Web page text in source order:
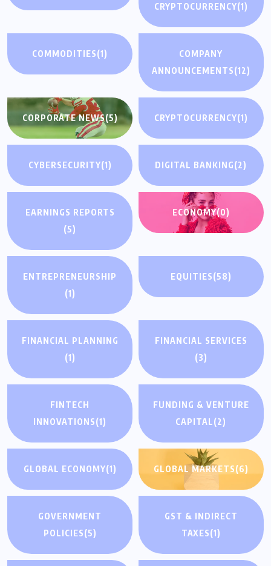
CRYPTOCURRENCY(1)
COMMODITIES(1)
COMPANY
ANNOUNCEMENTS(12)
CORPORATE NEWS(5) CRYPTOCURRENCY(1)
CYBERSECURITY(1) DIGITAL BANKING(2)
EARNINGS REPORTS
(5)
ECONOMY(0)
ENTREPRENEURSHIP
(1)
EQUITIES(58)
FINANCIAL PLANNING
(1)
FINANCIAL SERVICES
(3)
FINTECH
INNOVATIONS(1)
FUNDING & VENTURE
CAPITAL(2)
GLOBAL ECONOMY(1) GLOBAL MARKETS(6)
GOVERNMENT
POLICIES(5)
GST & INDIRECT
TAXES(1)